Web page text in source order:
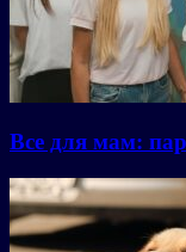
Все для мам: